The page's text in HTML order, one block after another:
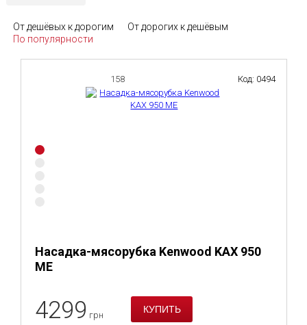
От дешёвых к дорогим
От дорогих к дешёвым
По популярности
158
Насадка-мясорубка Kenwood KAX 950
ME
Код: 0494
4299 грн